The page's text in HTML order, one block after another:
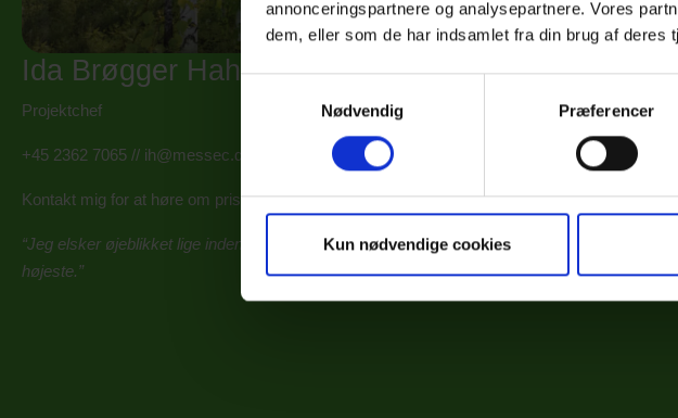
annonceringspartnere og analysepartnere. Vores
dem, eller som de har indsamlet fra din brug af deres
Nødvendig
Præferencer
Kun nødvendige cookies
Ida Brøgger Hahn
Projektchef
+45 2362 7065 // ih@messec.dk
Kontakt mig for at høre om priser og de unikke muligheder, som vi tilbyder i MESSE C.
“Jeg elsker øjeblikket lige inden messen åbner, hvor spændingen og forventningen er på sit
højeste.”